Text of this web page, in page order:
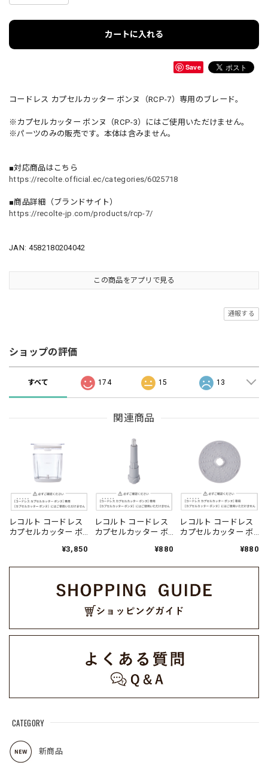
CATEGORY
新商品
カートに入れる
Save
コードレス カプセルカッター ボンヌ（RCP-7）専用のブレード。
※カプセルカッター ボンヌ（RCP-3）にはご使用いただけません。
※パーツのみの販売です。本体は含みません。
■対応商品はこちら
https://recolte.official.ec/categories/6025718
■商品詳細（ブランドサイト）
https://recolte-jp.com/products/rcp-7/
JAN: 4582180204042
この商品をアプリで見る
通報する
ショップの評価
すべて 174 15 13
関連商品
レコルト コードレス
カプセルカッター ボ
RCP-7C（対応型¥3,850
レコルト コードレス
カプセルカッター ボ
¥880
レコルト コードレス
カプセルカッター ボ
¥880